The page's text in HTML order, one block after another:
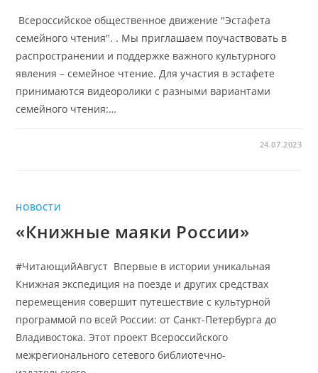
Всероссийское общественное движение "Эстафета
семейного чтения". . Мы приглашаем поучаствовать в
распространении и поддержке важного культурного
явления – семейное чтение. Для участия в эстафете
принимаются видеоролики с разными вариантами
семейного чтения:…
24.07.2023
НОВОСТИ
«Книжные маяки России»
#ЧитающийАвгуст Впервые в истории уникальная
Книжная экспедиция на поезде и других средствах
перемещения совершит путешествие с культурной
программой по всей России: от Санкт-Петербурга до
Владивостока. Этот проект Всероссийского
межрегионального сетевого библиотечно-